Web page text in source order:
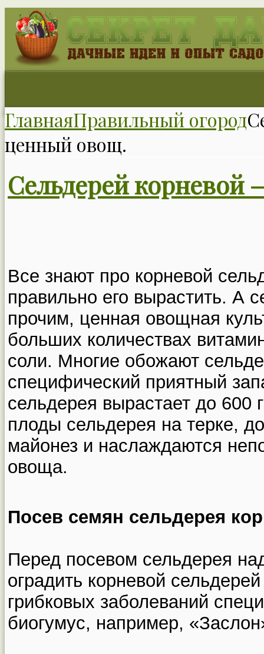
ГлавнаяПравильный огород
ценный овощ.
Сельдерей
Все знают про корневой
правильно его вырастить. А
прочим, ценная овощная
больших количествах
соли. Многие обожают
специфический приятный
сельдерея вырастает до
плоды сельдерея на терке,
майонез и наслаждаются
овоща.
Посев семян сельдерея
Перед посевом сельдерея
оградить корневой
грибковых заболеваний
биогумус, например,